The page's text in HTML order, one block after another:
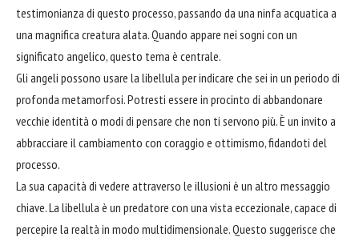
testimonianza di questo processo, passando da una ninfa acquatica a
una magnifica creatura alata. Quando appare nei sogni con un
significato angelico, questo tema è centrale.
Gli angeli possono usare la libellula per indicare che sei in un periodo di
profonda metamorfosi. Potresti essere in procinto di abbandonare
vecchie identità o modi di pensare che non ti servono più. È un invito a
abbracciare il cambiamento con coraggio e ottimismo, fidandoti del
processo.
La sua capacità di vedere attraverso le illusioni è un altro messaggio
chiave. La libellula è un predatore con una vista eccezionale, capace di
percepire la realtà in modo multidimensionale. Questo suggerisce che